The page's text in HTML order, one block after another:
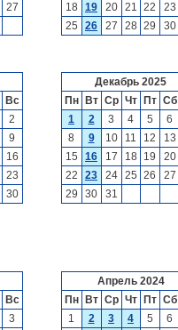
27
18
19 20 21 22 23
25
26 27 28 29 30
Вс
2
9
16
23
30
Декабрь 2025
Пн
Вт Ср Чт Пт Сб
1
2 3 4 5 6
8
9 10 11 12 13
15
16 17 18 19 20
22
23 24 25 26 27
29
30 31
Вс
3
Апрель 2024
Пн
Вт Ср Чт Пт Сб
1
2 3 4 5 6